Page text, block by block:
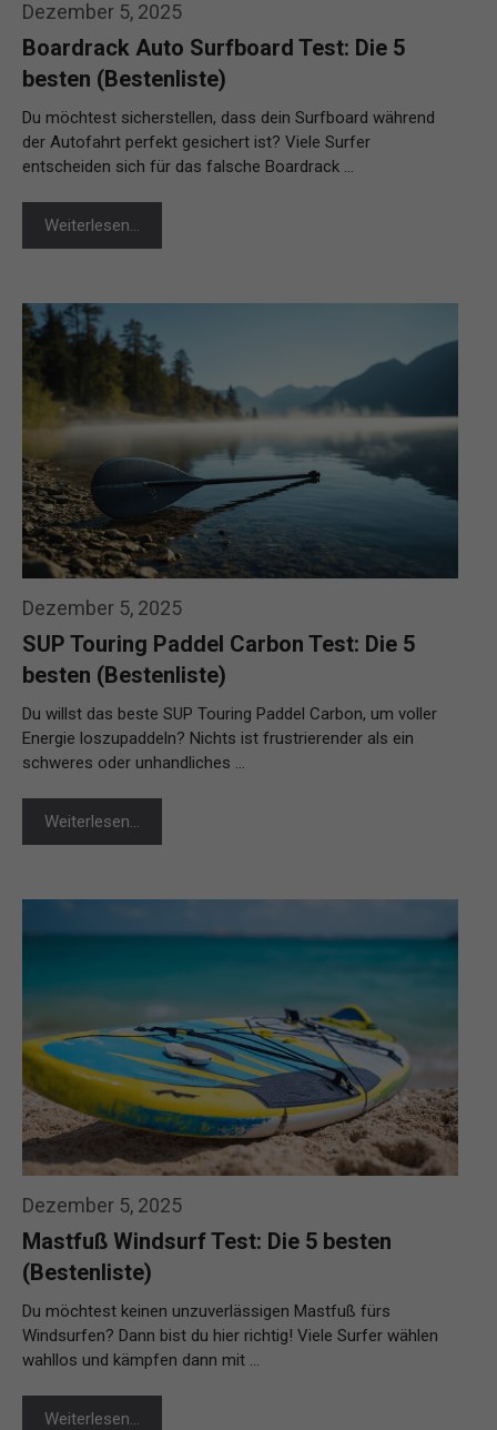
Dezember 5, 2025
Boardrack Auto Surfboard Test: Die 5
besten (Bestenliste)
Du möchtest sicherstellen, dass dein Surfboard während
der Autofahrt perfekt gesichert ist? Viele Surfer
entscheiden sich für das falsche Boardrack …
Weiterlesen…
Dezember 5, 2025
SUP Touring Paddel Carbon Test: Die 5
besten (Bestenliste)
Du willst das beste SUP Touring Paddel Carbon, um voller
Energie loszupaddeln? Nichts ist frustrierender als ein
schweres oder unhandliches …
Weiterlesen…
Dezember 5, 2025
Mastfuß Windsurf Test: Die 5 besten
(Bestenliste)
Du möchtest keinen unzuverlässigen Mastfuß fürs
Windsurfen? Dann bist du hier richtig! Viele Surfer wählen
wahllos und kämpfen dann mit …
Weiterlesen…